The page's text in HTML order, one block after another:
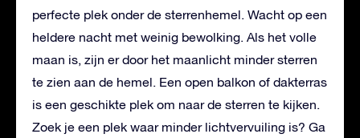
perfecte plek onder de sterrenhemel. Wacht op een
heldere nacht met weinig bewolking. Als het volle
maan is, zijn er door het maanlicht minder sterren
te zien aan de hemel. Een open balkon of dakterras
is een geschikte plek om naar de sterren te kijken.
Zoek je een plek waar minder lichtvervuiling is? Ga